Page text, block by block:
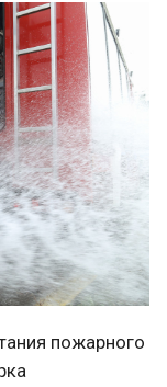
пожарного